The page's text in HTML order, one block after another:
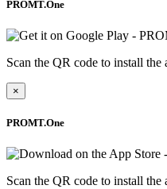
PROMT.One
Scan the QR code to install the
×
PROMT.One
Scan the QR code to install the